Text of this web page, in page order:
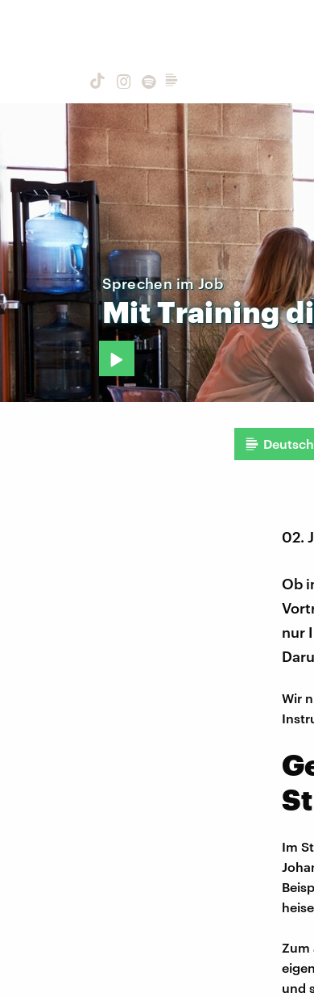
Sprechen im Job
MitTraining
02.
Ob
nur
Wir
Im
Zum
und